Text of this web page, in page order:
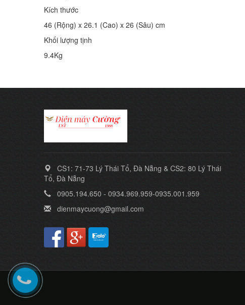
Kích thước
46 (Rộng) x 26.1 (Cao) x 26 (Sâu) cm
Khối lượng tịnh
9.4Kg
CS1: 71-73 Lý Thái Tổ, Đà Nẵng & CS2: 80 Lý Thái
Tổ, Đà Nẵng
0905.194.650 - 0934.969.959-0935.001.959
dienmaycuong@gmail.com